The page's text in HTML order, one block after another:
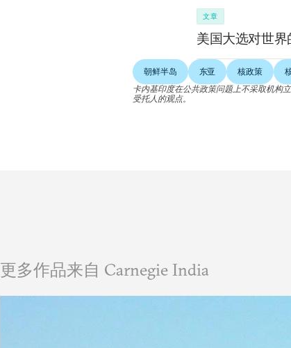
文章
美国大选对世界
朝鲜半岛 东亚 核政策
卡内基印度在公共政策问题上不采取机构
受托人的观点。
更多作品来自 Carnegie India